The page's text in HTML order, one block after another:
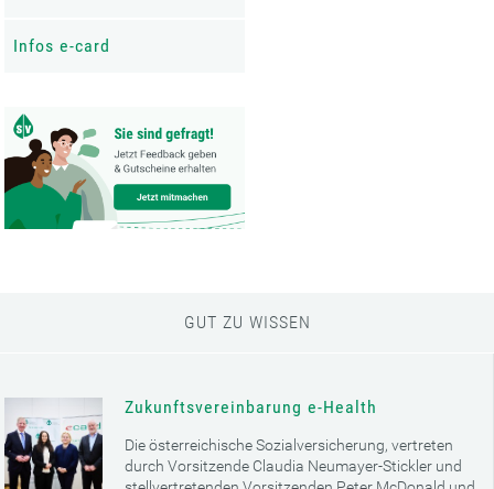
Infos e-card
GUT ZU WISSEN
Zukunftsvereinbarung e-Health
Die österreichische Sozialversicherung, vertreten
durch Vorsitzende Claudia Neumayer-Stickler und